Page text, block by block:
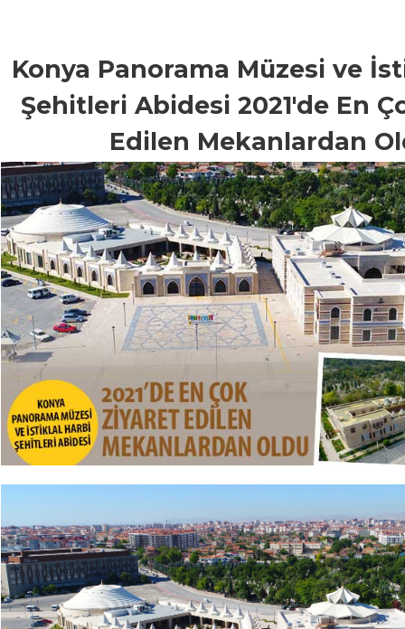
Konya Panorama Müzesi ve
Şehitleri Abidesi 2021'de En
Edilen Mekanlardan